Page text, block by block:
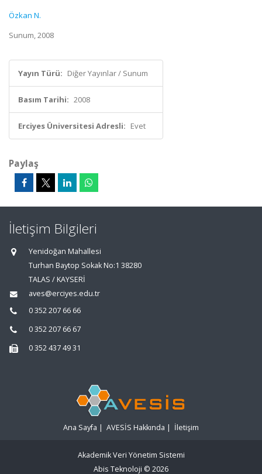
Özkan N.
Sunum, 2008
Yayın Türü: Diğer Yayınlar / Sunum
Basım Tarihi: 2008
Erciyes Üniversitesi Adresli: Evet
Paylaş
İletişim Bilgileri
Yenidoğan Mahallesi
Turhan Baytop Sokak No:1 38280
TALAS / KAYSERİ
aves@erciyes.edu.tr
0 352 207 66 66
0 352 207 66 67
0 352 437 49 31
Ana Sayfa | AVESİS Hakkında | İletişim
Akademik Veri Yönetim Sistemi
Abis Teknoloji © 2026